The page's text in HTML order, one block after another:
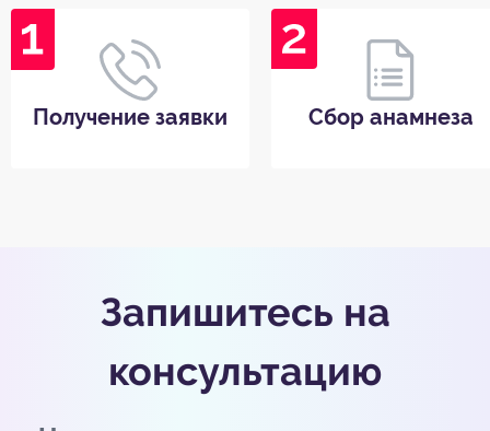
Получение заявки Сбор анамнеза
Запишитесь на
консультацию